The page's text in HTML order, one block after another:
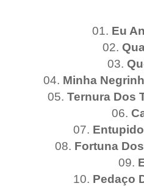
01. Eu
02.
03.
04. Minha
05. Ternura Dos
06.
07.
08. Fortuna
09.
10. Pedaço